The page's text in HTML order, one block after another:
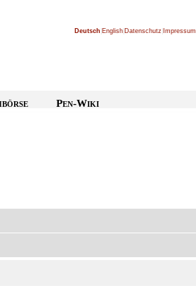
Deutsch English Datenschutz Impressum
Pen-Wiki